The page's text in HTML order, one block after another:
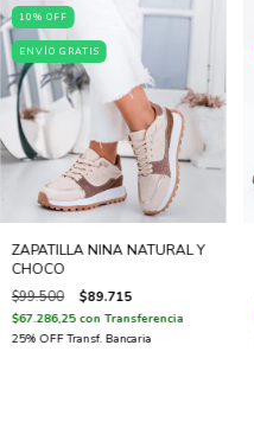
10% OFF
ENVÍO GRATIS
ZAPATILLA NINA NATURAL Y
CHOCO
$99.500 $89.715
$67.286,25 con Transferencia